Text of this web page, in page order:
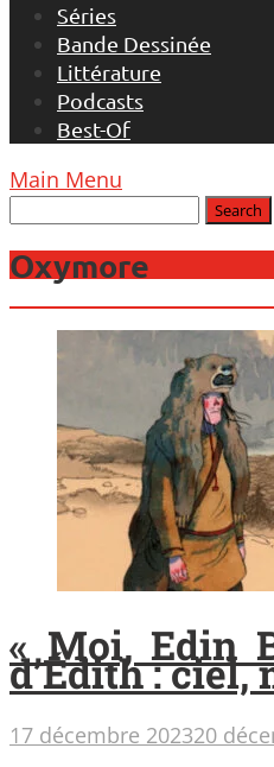
Séries
Bande Dessinée
Littérature
Podcasts
Best-Of
Main Menu
Oxymore
« Moi, Edin
d’Édith : ciel,
17 décembre 202320